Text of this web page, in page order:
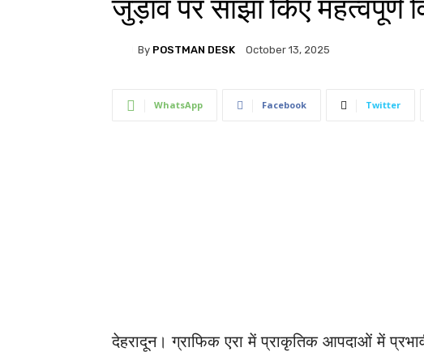
जुड़ाव पर साझा किए महत्वपूर्ण
By POSTMAN DESK October 13, 2025
WhatsApp Facebook Twitter
देहरादून। ग्राफिक एरा में प्राकृतिक आपदाओं में